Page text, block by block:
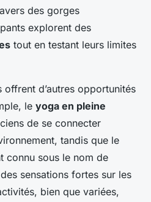
des gorges
explorent des
tout en testant leurs limites
offrent d’autres opportunités
le yoga en pleine
de se connecter
tandis que le
connu sous le nom de
sensations fortes sur les
bien que variées,